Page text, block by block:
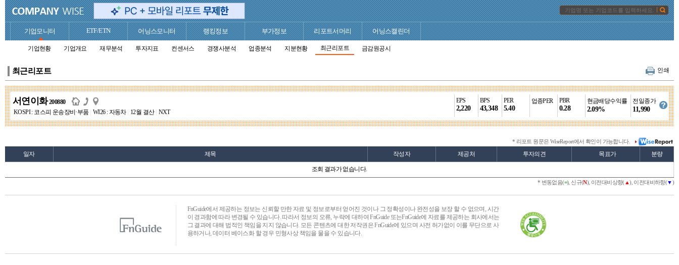
기업모니터 ETF/ETN 어닝스모니터 랭킹정보 부가정보 리포트서머리 어닝스캘린더
기업현황 기업개요 재무분석 투자지표 컨센서스 경쟁사분석 업종분석 지분현황 최근리포트 금감원공시
최근리포트 인쇄
서연이화200880 EPS
2,220
BPS
43,348
PER
5.40
업종PER PBR
0.28
현금배당수익률
2.09%
전일종가
11,990
KOSPI : 코스피 운송장비·부품 WI26 : 자동차 12월 결산 NXT
* 리포트 원문은 WiseReport에서 확인이 가능합니다.
일자 제목 작성자 제공처 투자의견 목표가 분량
조회 결과가 없습니다.
* 변동없음(=), 신규(N), 이전대비상향( ▲), 이전대비하향(▼)
FnGuide에서 제공하는 정보는 신뢰할 만한 자료 및 정보로부터 얻어진 것이나 그 정확성이나 완전성을 보장 할 수 없으며, 시간
이 경과함에 따라 변경될 수 있습니다. 따라서 정보의 오류, 누락에 대하여 FnGuide 또는FnGuide에 자료를 제공하는 회사에서는
그 결과에 대해 법적인 책임을 지지 않습니다. 모든 콘텐츠에 대한 저작권은 FnGuide에 있으며 사전 허가없이 이를 무단으로 사
용하거나, 데이터 베이스화 할 경우 민형사상 책임을 물을 수 있습니다.